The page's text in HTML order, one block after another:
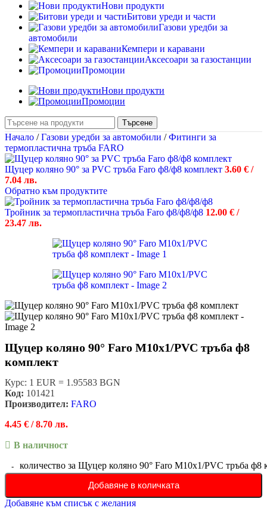
Нови продукти
Битови уреди и части
Газови уредби за
автомобили
Кемпери и каравани
Аксесоари за газостанции
Промоции
Нови продукти
Промоции
Търсене
Начало / Газови уредби за автомобили / Фитинги за
термопластична тръба FARO
Щуцер коляно 90° за PVC тръба Faro ф8/ф8 комплект 3.60 € /
7.04 лв.
Обратно към продуктите
Тройник за термопластична тръба Faro ф8/ф8/ф8 12.00 € /
23.47 лв.
Щуцер коляно 90° Faro М10х1/PVC тръба ф8
комплект
Курс: 1 EUR = 1.95583 BGN
Код: 101421
Производител: FARO
4.45 € / 8.70 лв.
В наличност
количество за Щуцер коляно 90° Faro М10х1/PVC тръба ф8
Добавяне в количката
Добавяне към списък с желания